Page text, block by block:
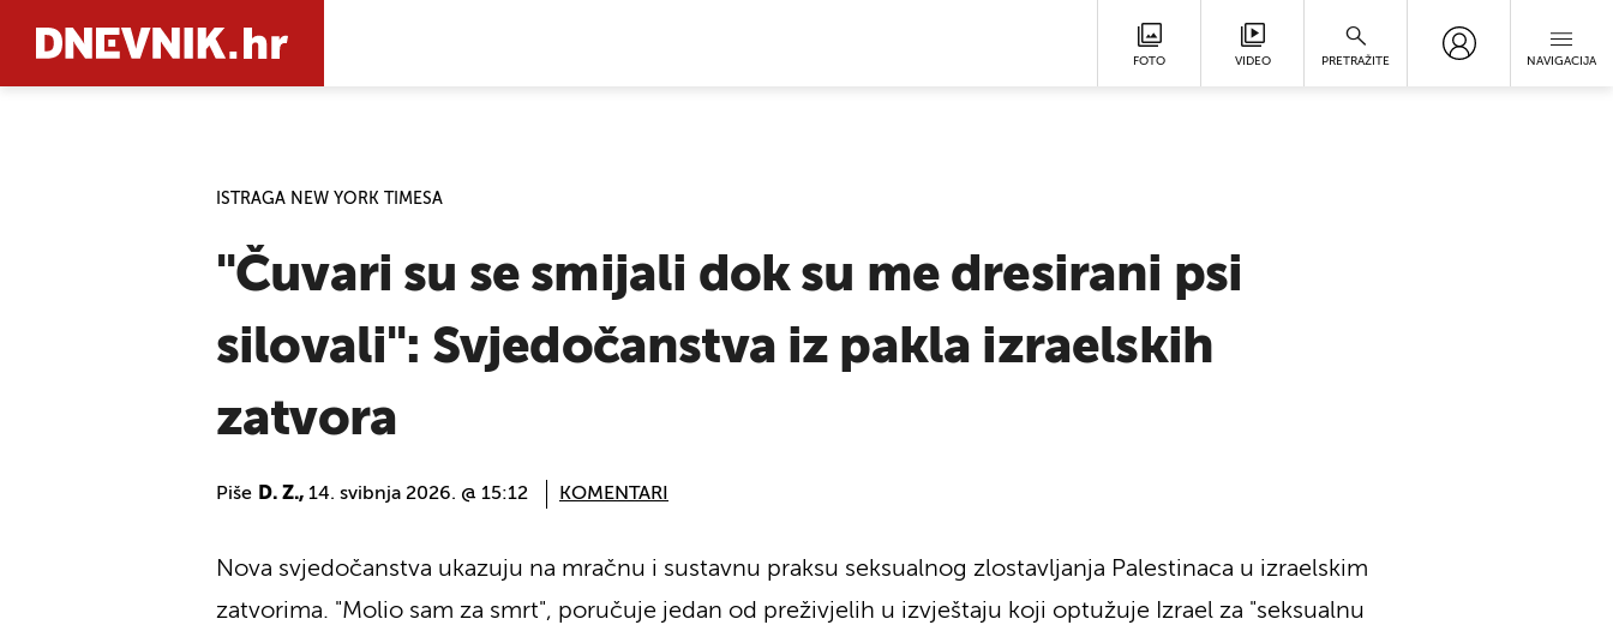
FOTO VIDEO PRETRAŽITE NAVIGACIJA
ISTRAGA NEW YORK TIMESA
"Čuvari su se smijali dok su me dresirani psi
silovali": Svjedočanstva iz pakla izraelskih
zatvora
Piše D. Z., 14. svibnja 2026. @ 15:12 KOMENTARI
Nova svjedočanstva ukazuju na mračnu i sustavnu praksu seksualnog zlostavljanja Palestinaca u izraelskim
zatvorima. "Molio sam za smrt", poručuje jedan od preživjelih u izvještaju koji optužuje Izrael za "seksualnu